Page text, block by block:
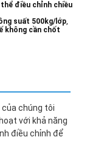
điều chỉnh chiều
suất 500kg/lớp,
không cần chốt
chúng tôi
với khả năng
điều chỉnh để